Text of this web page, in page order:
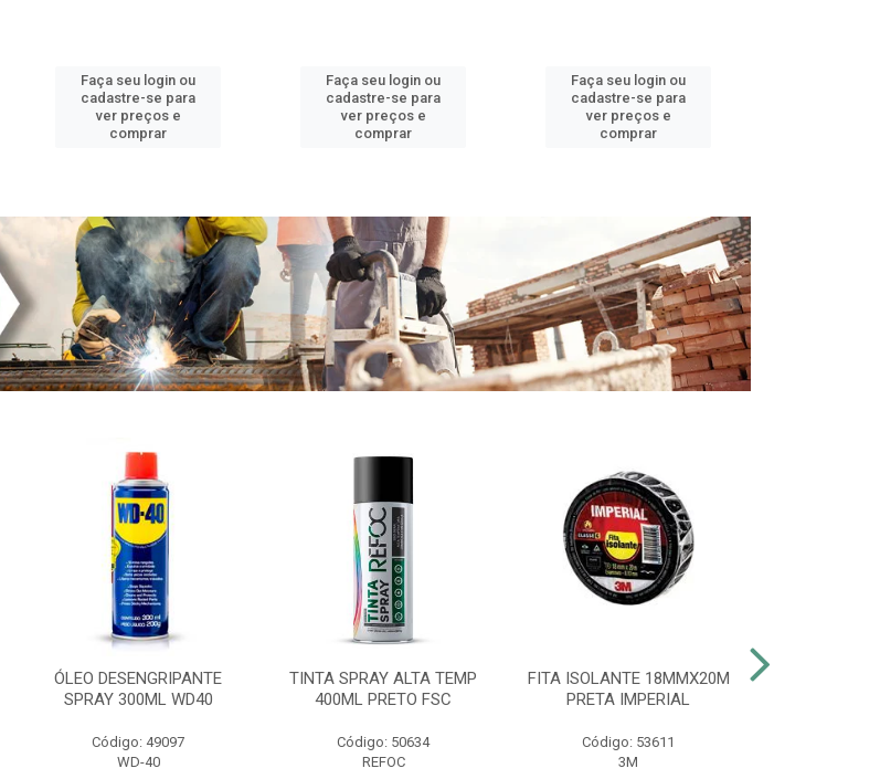
Faça seu login ou
cadastre-se para
ver preços e
comprar
Faça seu login ou
cadastre-se para
ver preços e
comprar
Faça seu login ou
cadastre-se para
ver preços e
comprar
ÓLEO DESENGRIPANTE
SPRAY 300ML WD40
Código: 49097
WD-40
TINTA SPRAY ALTA TEMP
400ML PRETO FSC
Código: 50634
REFOC
FITA ISOLANTE 18MMX20M
PRETA IMPERIAL
Código: 53611
3M